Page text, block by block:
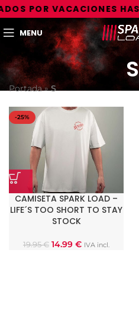
POR VACACIONES
MENU
S
Portada»S
-25%
CAMISETA SPARK LOAD –
LIFE´S TOO SHORT TO STAY
STOCK
19.95€ 14.99 € IVA incl.